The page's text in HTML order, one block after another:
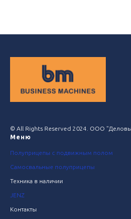
© All Rights Reserved 2024. ООО
Меню
Полуприцепы с подвижным полом
Самосвальные полуприцепы
Техника в наличии
JENZ
Контакты